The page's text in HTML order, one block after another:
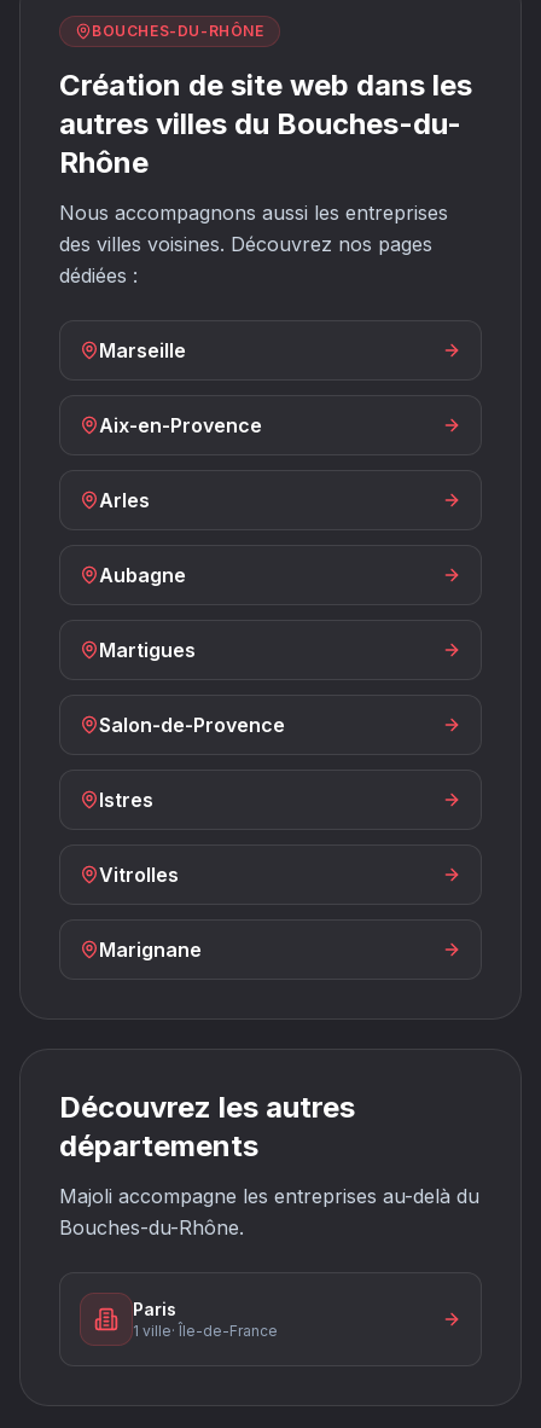
BOUCHES-DU-RHÔNE
Création de site web dans les
autres villes du Bouches-du-
Rhône
Nous accompagnons aussi les entreprises
des villes voisines. Découvrez nos pages
dédiées :
Marseille
Aix-en-Provence
Arles
Aubagne
Martigues
Salon-de-Provence
Istres
Vitrolles
Marignane
Découvrez les autres
départements
Majoli accompagne les entreprises au-delà du
Bouches-du-Rhône.
Paris
1 ville· Île-de-France